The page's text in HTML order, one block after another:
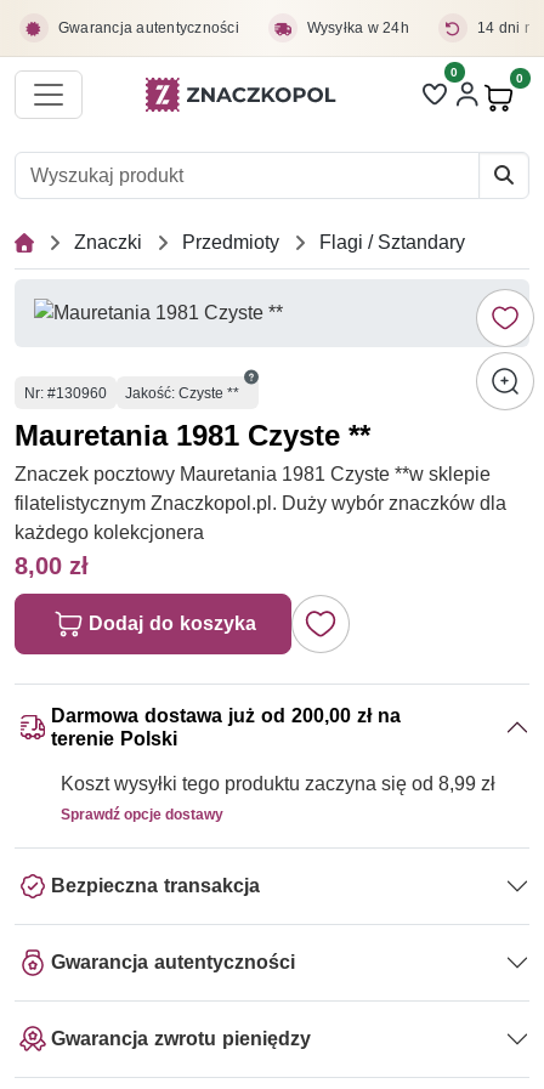
Gwarancja autentyczności Wysyłka w 24h 14 dni
Liczba pozycji
0 0
Znaczki Przedmioty Flagi / Sztandary
Numer
Nr: #130960 Jakość: Czyste **
Mauretania 1981 Czyste **
Znaczek pocztowy Mauretania 1981 Czyste **w sklepie
filatelistycznym Znaczkopol.pl. Duży wybór znaczków dla
każdego kolekcjonera
8,00 zł
Dodaj do koszyka
Darmowa dostawa już od 200,00 zł na
terenie Polski
Koszt wysyłki tego produktu zaczyna się od 8,99 zł
Sprawdź opcje dostawy
Bezpieczna transakcja
Gwarancja autentyczności
Gwarancja zwrotu pieniędzy